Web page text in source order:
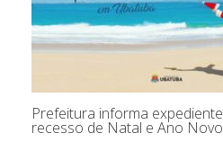
Prefeitura informa
recesso de Natal e Ano Novo